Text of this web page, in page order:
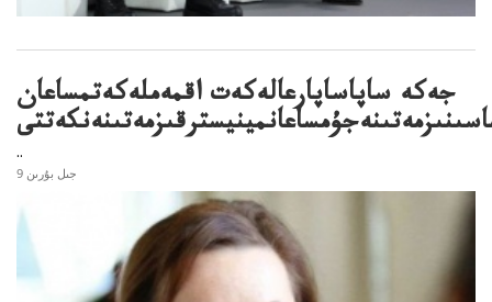
جەكە ساپاساپارعالەكەت اقمەملەكەتمساعان
..
9 جىل بۇرىن